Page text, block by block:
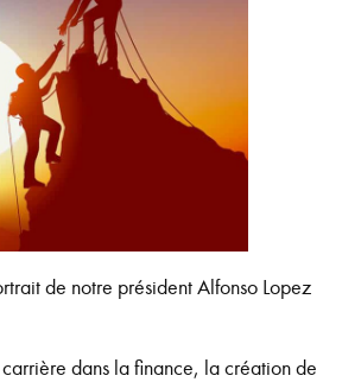
de notre président Alfonso Lopez
dans la finance, la création de